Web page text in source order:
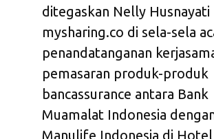
ditegaskan Nelly Husnayati
mysharing.co di sela-sela
penandatanganan
pemasaran produk-produk
bancassurance antara Bank
Muamalat Indonesia
Manulife Indonesia di Hotel